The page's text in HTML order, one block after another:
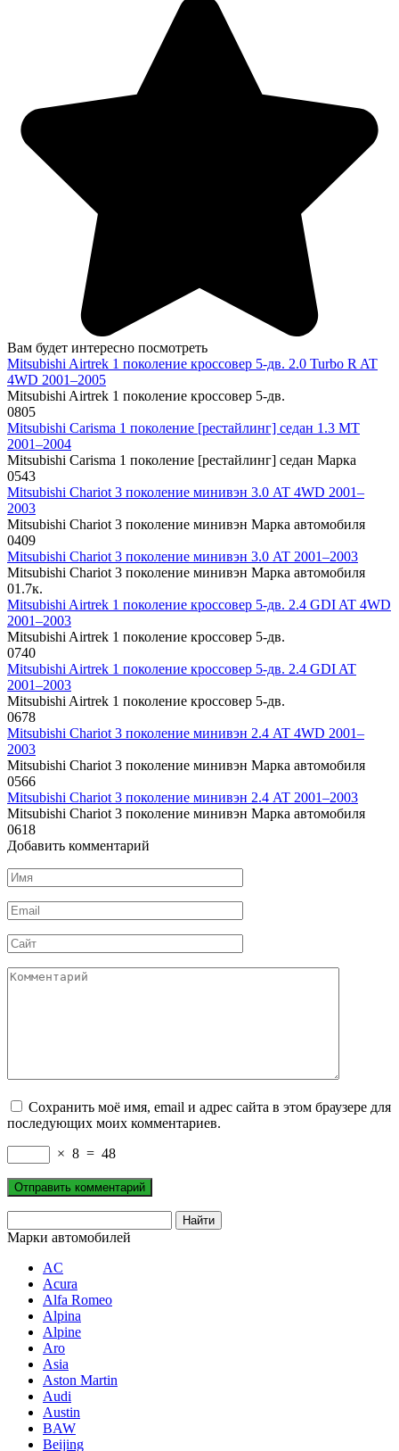
Вам будет интересно посмотреть
Mitsubishi Airtrek 1 поколение кроссовер 5-дв. 2.0 Turbo R AT
4WD 2001–2005
Mitsubishi Airtrek 1 поколение кроссовер 5-дв.
0805
Mitsubishi Carisma 1 поколение [рестайлинг] седан 1.3 MT
2001–2004
Mitsubishi Carisma 1 поколение [рестайлинг] седан Марка
0543
Mitsubishi Chariot 3 поколение минивэн 3.0 AT 4WD 2001–
2003
Mitsubishi Chariot 3 поколение минивэн Марка автомобиля
0409
Mitsubishi Chariot 3 поколение минивэн 3.0 AT 2001–2003
Mitsubishi Chariot 3 поколение минивэн Марка автомобиля
01.7к.
Mitsubishi Airtrek 1 поколение кроссовер 5-дв. 2.4 GDI AT 4WD
2001–2003
Mitsubishi Airtrek 1 поколение кроссовер 5-дв.
0740
Mitsubishi Airtrek 1 поколение кроссовер 5-дв. 2.4 GDI AT
2001–2003
Mitsubishi Airtrek 1 поколение кроссовер 5-дв.
0678
Mitsubishi Chariot 3 поколение минивэн 2.4 AT 4WD 2001–
2003
Mitsubishi Chariot 3 поколение минивэн Марка автомобиля
0566
Mitsubishi Chariot 3 поколение минивэн 2.4 AT 2001–2003
Mitsubishi Chariot 3 поколение минивэн Марка автомобиля
0618
Добавить комментарий
Имя
*
Email
*
Сайт
Комментарий
Сохранить моё имя, email и адрес сайта в этом браузере для
последующих моих комментариев.
× 8 = 48
Марки автомобилей
AC
Acura
Alfa Romeo
Alpina
Alpine
Aro
Asia
Aston Martin
Audi
Austin
BAW
Beijing